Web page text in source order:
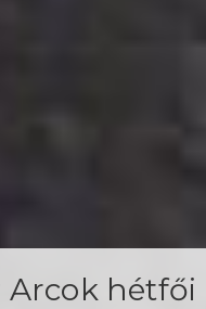
Arcok hétfői